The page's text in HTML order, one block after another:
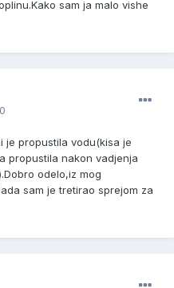
sam ja malo vishe
je propustila vodu(kisa je
propustila nakon vadjenja
odelo,iz mog
sam je tretirao sprejom za